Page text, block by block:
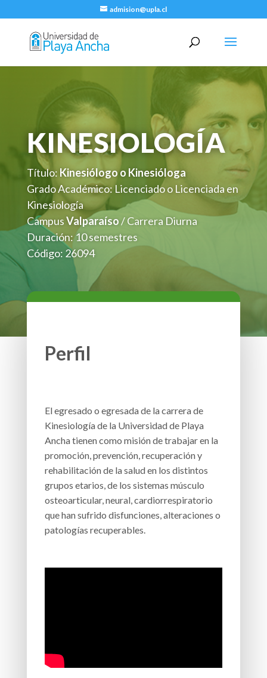
admision@upla.cl
KINESIOLOGÍA
Título: Kinesiólogo o Kinesióloga
Grado Académico: Licenciado o Licenciada en
Kinesiología
CampusValparaíso/ Carrera Diurna
Duración: 10 semestres
Código: 26094
Perfil
El egresado o egresada de la carrera de
Kinesiología de la Universidad de Playa
Ancha tienen como misión de trabajar en la
promoción, prevención, recuperación y
rehabilitación de la salud en los distintos
grupos etarios, de los sistemas músculo
osteoarticular, neural, cardiorrespiratorio
que han sufrido disfunciones, alteraciones o
patologías recuperables.